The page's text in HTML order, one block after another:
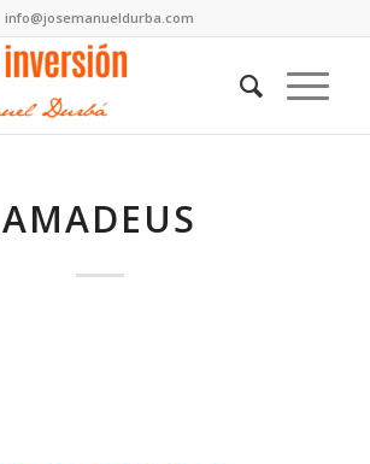
info@josemanueldurba.com
AMADEUS